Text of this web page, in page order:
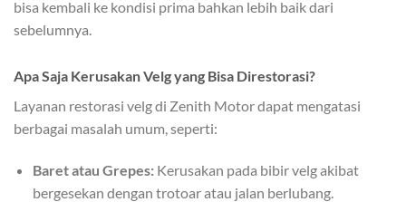
bisa kembali ke kondisi prima bahkan lebih baik dari
sebelumnya.
Apa Saja Kerusakan Velg yang Bisa Direstorasi?
Layanan restorasi velg di Zenith Motor dapat mengatasi
berbagai masalah umum, seperti:
Baret atau Grepes:Kerusakan pada bibir velg akibat
bergesekan dengan trotoar atau jalan berlubang.